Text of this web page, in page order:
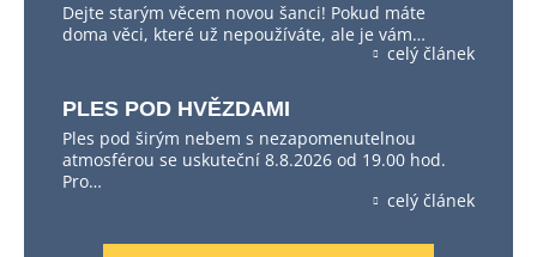
Dejte starým věcem novou šanci! Pokud máte
doma věci, které už nepoužíváte, ale je vám…
celý článek
PLES POD HVĚZDAMI
Ples pod širým nebem s nezapomenutelnou
atmosférou se uskuteční 8.8.2026 od 19.00 hod.
Pro…
celý článek